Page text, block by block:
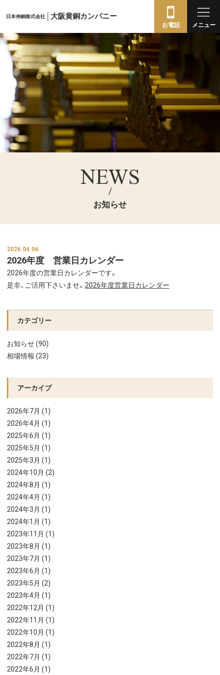
日本伸銅株式会社 大阪黄銅カンパニー
お電話 メニュー
NEWS
/
お知らせ
2026.04.06
2026年度 営業日カレンダー
2026年度の営業日カレンダーです。
是非、ご活用下さいませ。 2026年度営業日カレンダー
カテゴリー
お知らせ (90)
相場情報 (23)
アーカイブ
2026年7月 (1)
2026年4月 (1)
2025年6月 (1)
2025年5月 (1)
2025年3月 (1)
2024年10月 (2)
2024年8月 (1)
2024年4月 (1)
2024年3月 (1)
2024年1月 (1)
2023年11月 (1)
2023年8月 (1)
2023年7月 (1)
2023年6月 (1)
2023年5月 (2)
2023年4月 (1)
2022年12月 (1)
2022年11月 (1)
2022年10月 (1)
2022年8月 (1)
2022年7月 (1)
2022年6月 (1)